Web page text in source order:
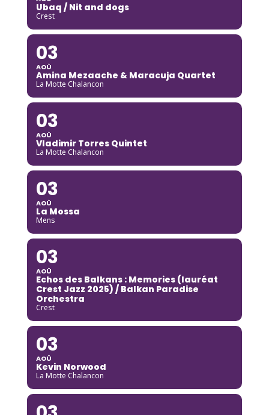
Ubaq / Nit and dogs
Crest
03
AOÛ
Amina Mezaache & Maracuja Quartet
La Motte Chalancon
03
AOÛ
Vladimir Torres Quintet
La Motte Chalancon
03
AOÛ
La Mossa
Mens
03
AOÛ
Echos des Balkans : Memories (lauréat
Crest Jazz 2025) / Balkan Paradise
Orchestra
Crest
03
AOÛ
Kevin Norwood
La Motte Chalancon